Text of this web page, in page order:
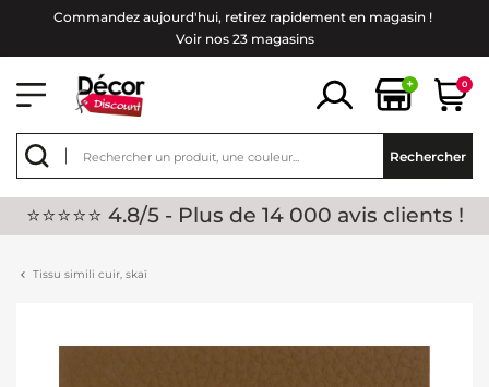
Commandez aujourd'hui, retirez rapidement en magasin !
Voir nos 23 magasins
+ 0
Rechercher
⭐⭐⭐⭐⭐ 4.8/5 - Plus de 14 000 avis clients !
Tissu simili cuir, skaï